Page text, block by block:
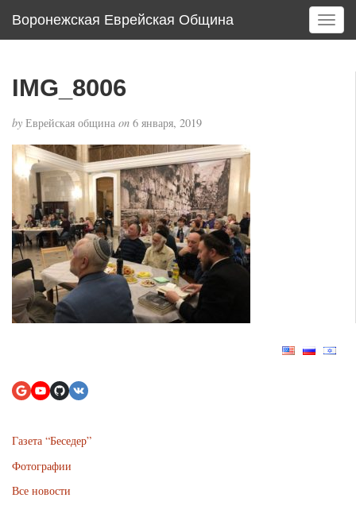
Воронежская Еврейская Община
T
o
IMG_8006
by Еврейская община on 6 января, 2019
Газета “Беседер”
Фотографии
Все новости